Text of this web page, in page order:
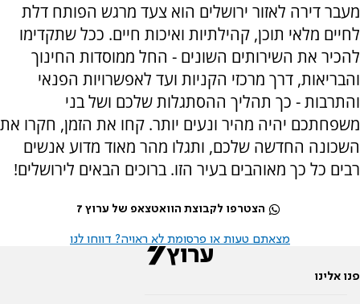
מעבר דירה לאזור ירושלים הוא צעד מרגש הפותח דלת
לחיים מלאי תוכן, קהילתיות ואיכות חיים. ככל שתקדימו
להכיר את השירותים השונים - החל ממוסדות החינוך
והבריאות, דרך מרכזי הקניות ועד לאפשרויות הפנאי
והתרבות - כך תהליך ההסתגלות שלכם ושל בני
משפחתכם יהיה מהיר ונעים יותר. קחו את הזמן, חקרו את
השכונה החדשה שלכם, ותגלו מהר מאוד מדוע אנשים
רבים כל כך מאוהבים בעיר הזו. ברוכים הבאים לירושלים!
הצטרפו לקבוצת הוואטצאפ של ערוץ 7
מצאתם טעות או פרסומת לא ראויה? דווחו לנו
פנו אלינו